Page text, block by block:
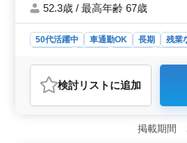
52.3歳 / 最高年齢 67歳
50代活躍中 車通勤OK 長期
残業
おすすめポイント
＜国産DRでメカニック・検査員人
市青木島大塚に位置する国産車DR
員、板金塗装の経験豊富な人材を
検討リスト に追加
掲載期間